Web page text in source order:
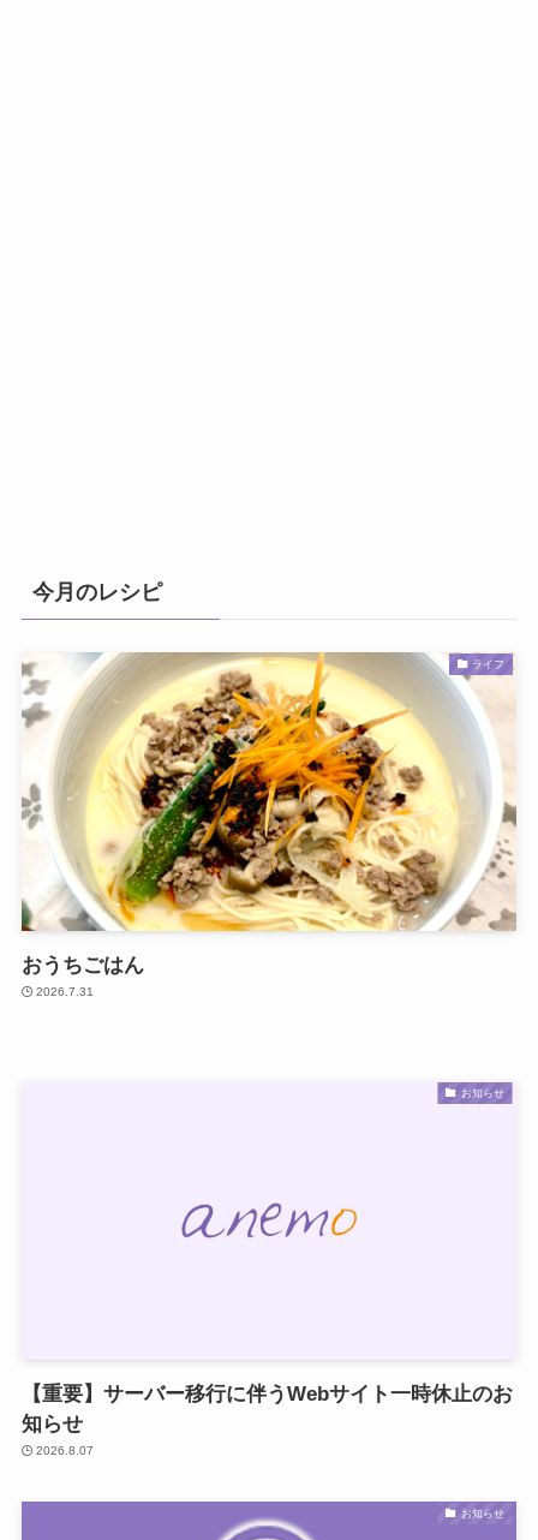
今月のレシピ
ライフ
おうちごはん
2026.7.31
お知らせ
【重要】サーバー移行に伴うWebサイト一時休止のお
知らせ
2026.8.07
お知らせ